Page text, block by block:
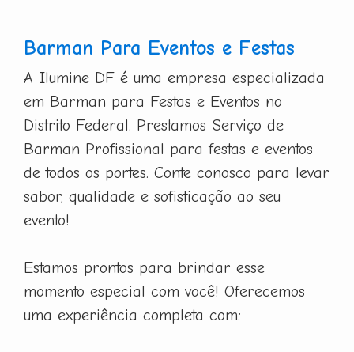
Barman Para Eventos e Festas
A Ilumine DF é uma empresa especializada
em Barman para Festas e Eventos no
Distrito Federal. Prestamos Serviço de
Barman Profissional para festas e eventos
de todos os portes. Conte conosco para levar
sabor, qualidade e sofisticação ao seu
evento!
Estamos prontos para brindar esse
momento especial com você! Oferecemos
uma experiência completa com: